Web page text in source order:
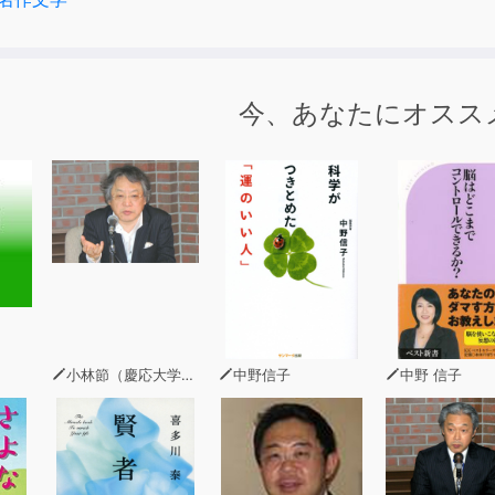
今、あなたにオスス
小林節（慶応大学法学部教授・弁護士） 中野信子 中野 信子